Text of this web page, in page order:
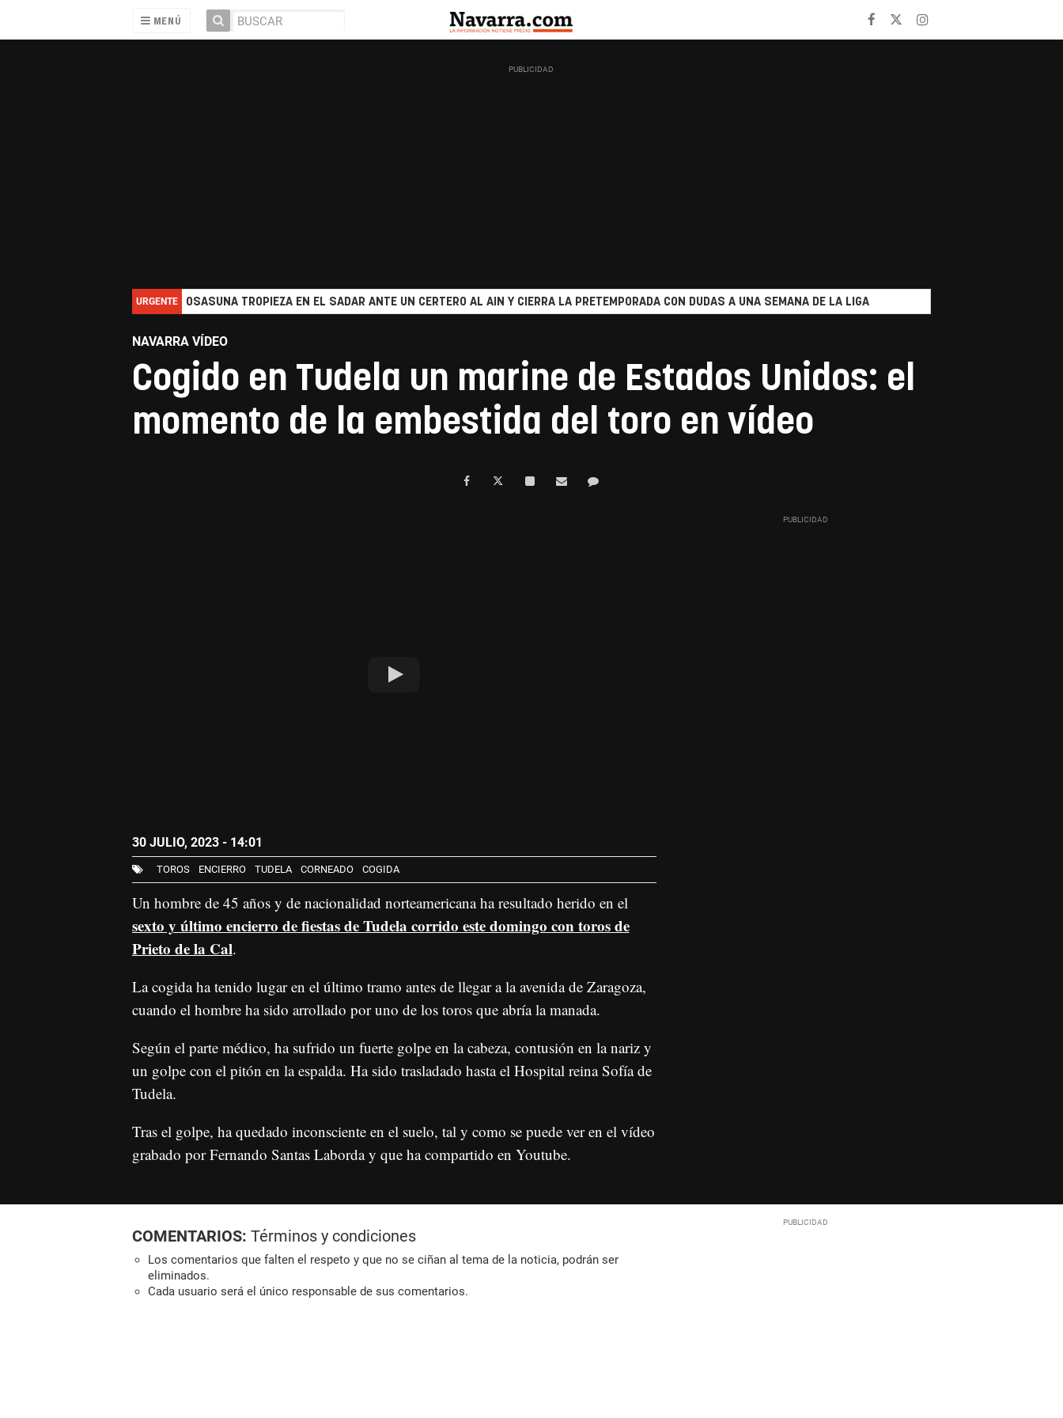
MENÚ
URGENTE OSASUNA TROPIEZA EN EL SADAR ANTE UN CERTERO AL AIN Y CIERRA LA PRETEMPORADA CON DUDAS A UNA SEMANA DE LA LIGA
NAVARRA VÍDEO
Cogido en Tudela un marine de Estados Unidos: el
momento de la embestida del toro en vídeo
30 JULIO, 2023 - 14:01
TOROS ENCIERRO TUDELA CORNEADO COGIDA
Un hombre de 45 años y de nacionalidad norteamericana ha resultado herido en el
sexto y último encierro de fiestas de Tudela corrido este domingo con toros de
Prieto de la Cal.
La cogida ha tenido lugar en el último tramo antes de llegar a la avenida de Zaragoza,
cuando el hombre ha sido arrollado por uno de los toros que abría la manada.
Según el parte médico, ha sufrido un fuerte golpe en la cabeza, contusión en la nariz y
un golpe con el pitón en la espalda. Ha sido trasladado hasta el Hospital reina Sofía de
Tudela.
Tras el golpe, ha quedado inconsciente en el suelo, tal y como se puede ver en el vídeo
grabado por Fernando Santas Laborda y que ha compartido en Youtube.
COMENTARIOS: Términos y condiciones
Los comentarios que falten el respeto y que no se ciñan al tema de la noticia, podrán ser
eliminados.
Cada usuario será el único responsable de sus comentarios.